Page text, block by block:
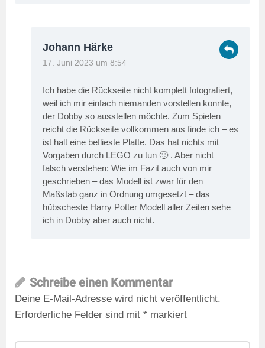
Johann Härke
17. Juni 2023 um 8:54
Ich habe die Rückseite nicht komplett fotografiert,
weil ich mir einfach niemanden vorstellen konnte,
der Dobby so ausstellen möchte. Zum Spielen
reicht die Rückseite vollkommen aus finde ich – es
ist halt eine beflieste Platte. Das hat nichts mit
Vorgaben durch LEGO zu tun 🙂 . Aber nicht
falsch verstehen: Wie im Fazit auch von mir
geschrieben – das Modell ist zwar für den
Maßstab ganz in Ordnung umgesetzt – das
hübscheste Harry Potter Modell aller Zeiten sehe
ich in Dobby aber auch nicht.
Schreibe einen Kommentar
Deine E-Mail-Adresse wird nicht veröffentlicht.
Erforderliche Felder sind mit * markiert